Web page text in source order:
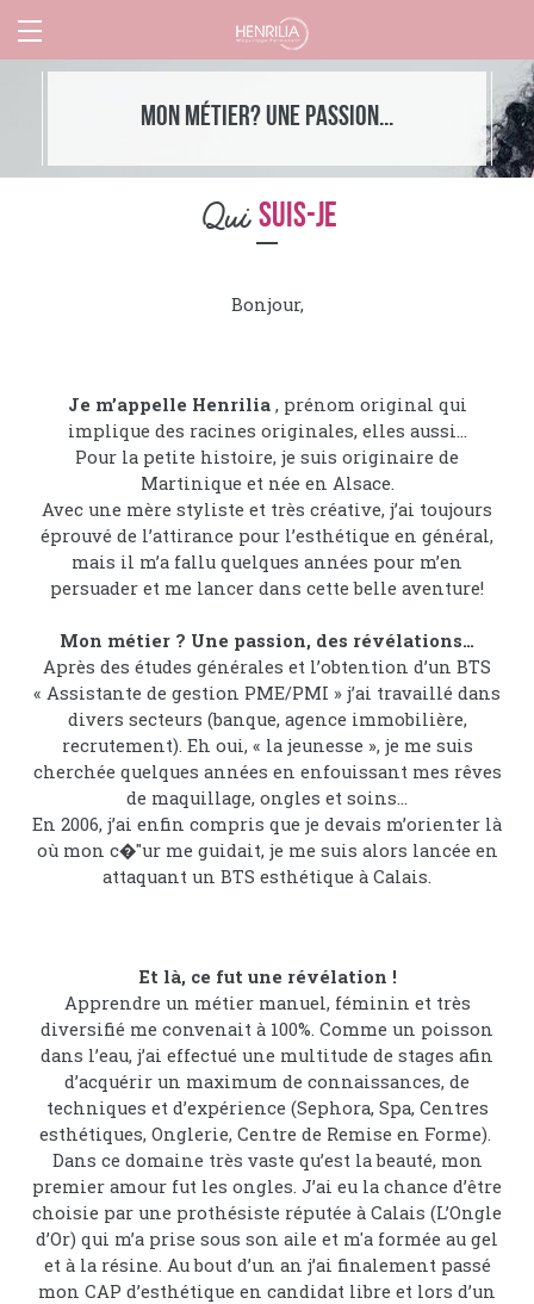
Mon métier? Une passion...
Qui suis-je
Bonjour,
Je m’appelle Henrilia, prénom original qui
implique des racines originales, elles aussi…
Pour la petite histoire, je suis originaire de
Martinique et née en Alsace.
Avec une mère styliste et très créative, j’ai toujours
éprouvé de l’attirance pour l’esthétique en général,
mais il m’a fallu quelques années pour m’en
persuader et me lancer dans cette belle aventure!
Mon métier ? Une passion, des révélations…
Après des études générales et l’obtention d’un BTS
« Assistante de gestion PME/PMI » j’ai travaillé dans
divers secteurs (banque, agence immobilière,
recrutement). Eh oui, « la jeunesse », je me suis
cherchée quelques années en enfouissant mes rêves
de maquillage, ongles et soins…
En 2006, j’ai enfin compris que je devais m’orienter là
où mon c�"ur me guidait, je me suis alors lancée en
attaquant un BTS esthétique à Calais.
Et là, ce fut une révélation !
Apprendre un métier manuel, féminin et très
diversifié me convenait à 100%. Comme un poisson
dans l’eau, j’ai effectué une multitude de stages afin
d’acquérir un maximum de connaissances, de
techniques et d’expérience (Sephora, Spa, Centres
esthétiques, Onglerie, Centre de Remise en Forme).
Dans ce domaine très vaste qu’est la beauté, mon
premier amour fut les ongles. J’ai eu la chance d’être
choisie par une prothésiste réputée à Calais (L’Ongle
d’Or) qui m’a prise sous son aile et m'a formée au gel
et à la résine. Au bout d’un an j’ai finalement passé
mon CAP d’esthétique en candidat libre et lors d’un